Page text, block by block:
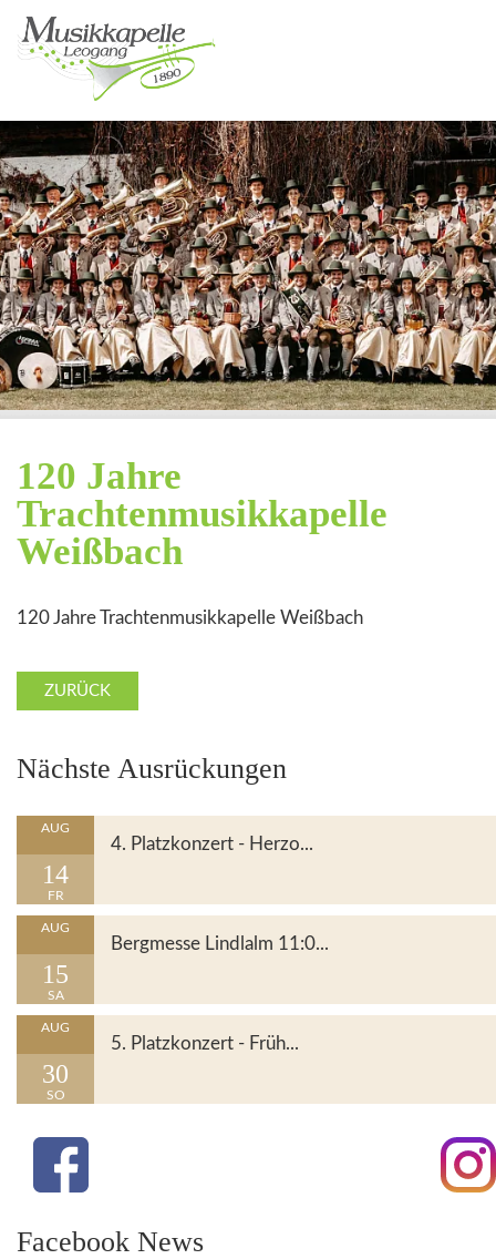
120 Jahre
Trachtenmusikkapelle
Weißbach
120 Jahre Trachtenmusikkapelle Weißbach
ZURÜCK
Nächste Ausrückungen
Details
AUG
14
FR
4. Platzkonzert - Herzo...
Details
AUG
15
SA
Bergmesse Lindlalm 11:0...
Details
AUG
30
SO
5. Platzkonzert - Früh...
Facebook News